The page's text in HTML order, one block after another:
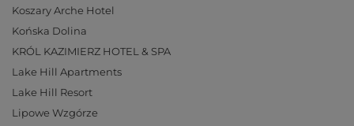
Koszary Arche Hotel
Końska Dolina
KRÓL KAZIMIERZ HOTEL & SPA
Lake Hill Apartments
Lake Hill Resort
Lipowe Wzgórze